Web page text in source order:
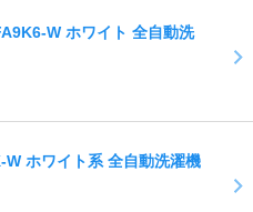
W ホワイト 全自動洗
W ホワイト系 全自動洗濯機